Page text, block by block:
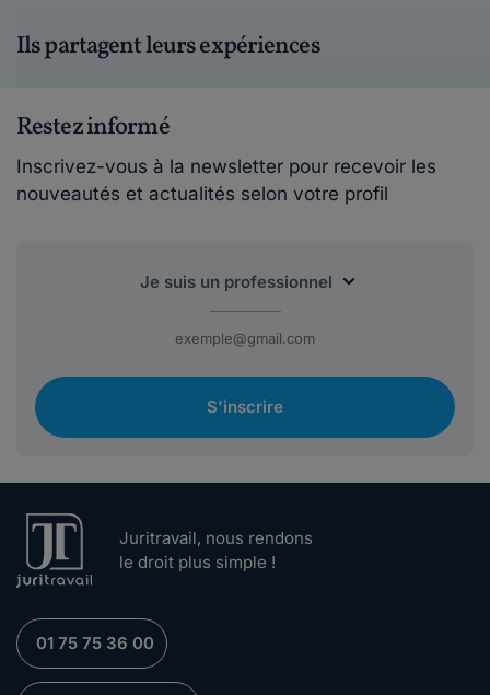
Ils partagent leurs expériences
Restez informé
Inscrivez-vous à la newsletter pour recevoir les
nouveautés et actualités selon votre profil
S'inscrire
Juritravail, nous rendons
le droit plus simple !
01 75 75 36 00